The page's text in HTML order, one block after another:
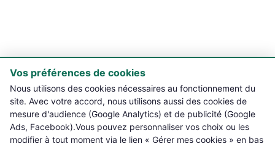
Vos préférences de cookies
Nous utilisons des cookies nécessaires au fonctionnement du
site. Avec votre accord, nous utilisons aussi des cookies de
mesure d'audience (Google Analytics) et de publicité (Google
Ads, Facebook).Vous pouvez personnaliser vos choix ou les
modifier à tout moment via le lien « Gérer mes cookies » en bas
PRODUITS 
NOTRE BOUTIQUE 